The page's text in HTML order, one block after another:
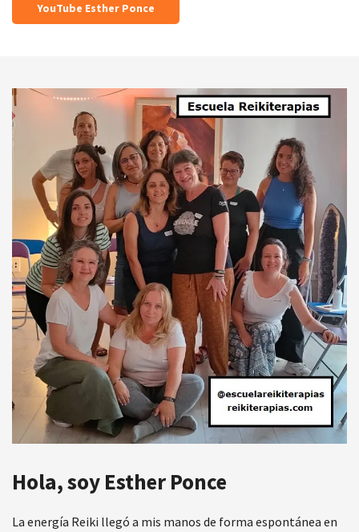
YouTube Esther Ponce
Hola, soy Esther Ponce
La energía Reiki llegó a mis manos de forma espontánea en